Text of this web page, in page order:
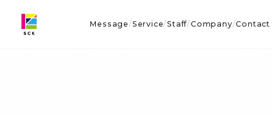
Message/Service/Staff/Company/Contact